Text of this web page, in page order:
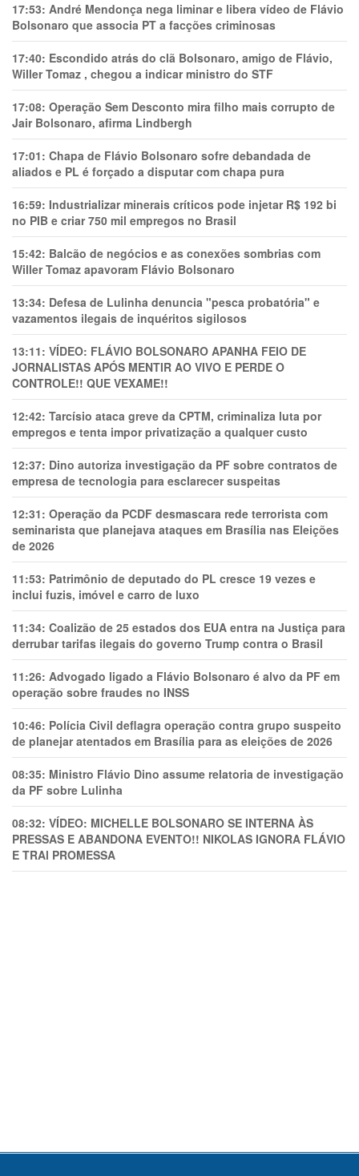
17:53: André Mendonça nega liminar e libera vídeo de Flávio
Bolsonaro que associa PT a facções criminosas
17:40: Escondido atrás do clã Bolsonaro, amigo de Flávio,
Willer Tomaz , chegou a indicar ministro do STF
17:08: Operação Sem Desconto mira filho mais corrupto de
Jair Bolsonaro, afirma Lindbergh
17:01: Chapa de Flávio Bolsonaro sofre debandada de
aliados e PL é forçado a disputar com chapa pura
16:59: Industrializar minerais críticos pode injetar R$ 192 bi
no PIB e criar 750 mil empregos no Brasil
15:42: Balcão de negócios e as conexões sombrias com
Willer Tomaz apavoram Flávio Bolsonaro
13:34: Defesa de Lulinha denuncia "pesca probatória" e
vazamentos ilegais de inquéritos sigilosos
13:11: VÍDEO: FLÁVIO BOLSONARO APANHA FEIO DE
JORNALISTAS APÓS MENTIR AO VIVO E PERDE O
CONTROLE!! QUE VEXAME!!
12:42: Tarcísio ataca greve da CPTM, criminaliza luta por
empregos e tenta impor privatização a qualquer custo
12:37: Dino autoriza investigação da PF sobre contratos de
empresa de tecnologia para esclarecer suspeitas
12:31: Operação da PCDF desmascara rede terrorista com
seminarista que planejava ataques em Brasília nas Eleições
de 2026
11:53: Patrimônio de deputado do PL cresce 19 vezes e
inclui fuzis, imóvel e carro de luxo
11:34: Coalizão de 25 estados dos EUA entra na Justiça para
derrubar tarifas ilegais do governo Trump contra o Brasil
11:26: Advogado ligado a Flávio Bolsonaro é alvo da PF em
operação sobre fraudes no INSS
10:46: Polícia Civil deflagra operação contra grupo suspeito
de planejar atentados em Brasília para as eleições de 2026
08:35: Ministro Flávio Dino assume relatoria de investigação
da PF sobre Lulinha
08:32: VÍDEO: MICHELLE BOLSONARO SE INTERNA ÀS
PRESSAS E ABANDONA EVENTO!! NIKOLAS IGNORA FLÁVIO
E TRAl PROMESSA